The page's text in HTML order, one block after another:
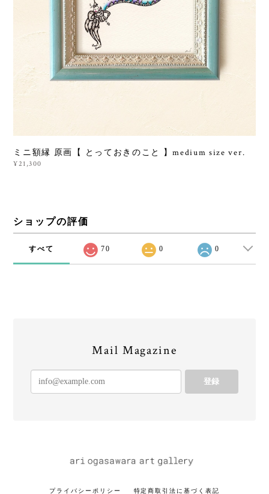
ミニ額縁 原画【 とっておきのこと 】medium size ver.
¥21,300
ショップの評価
すべて 70 0 0
Mail Magazine
登録
プライバシーポリシー 特定商取引法に基づく表記